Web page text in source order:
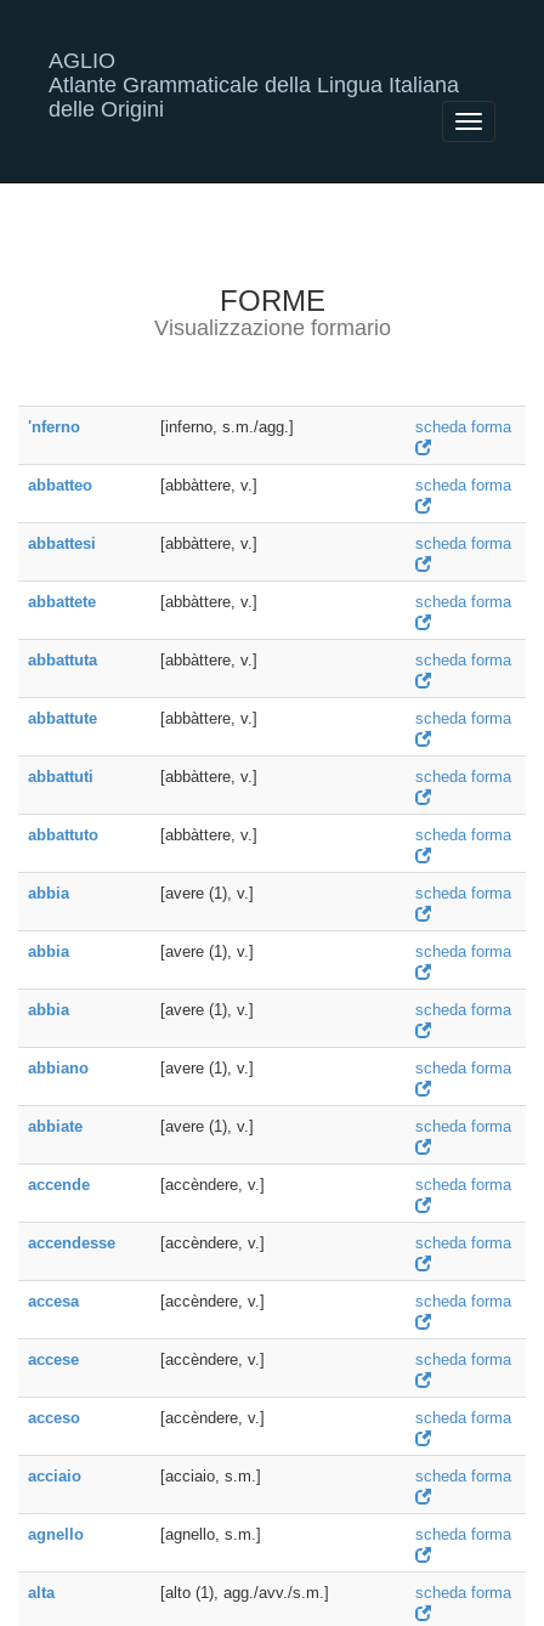
AGLIO
Atlante Grammaticale della Lingua Italiana
delle Origini
Toggle
FORME
Visualizzazione formario
'nferno [inferno, s.m./agg.] scheda forma
abbatteo [abbàttere, v.] scheda forma
abbattesi [abbàttere, v.] scheda forma
abbattete [abbàttere, v.] scheda forma
abbattuta [abbàttere, v.] scheda forma
abbattute [abbàttere, v.] scheda forma
abbattuti [abbàttere, v.] scheda forma
abbattuto [abbàttere, v.] scheda forma
abbia [avere (1), v.] scheda forma
abbia [avere (1), v.] scheda forma
abbia [avere (1), v.] scheda forma
abbiano [avere (1), v.] scheda forma
abbiate [avere (1), v.] scheda forma
accende [accèndere, v.] scheda forma
accendesse [accèndere, v.] scheda forma
accesa [accèndere, v.] scheda forma
accese [accèndere, v.] scheda forma
acceso [accèndere, v.] scheda forma
acciaio [acciaio, s.m.] scheda forma
agnello [agnello, s.m.] scheda forma
alta [alto (1), agg./avv./s.m.] scheda forma